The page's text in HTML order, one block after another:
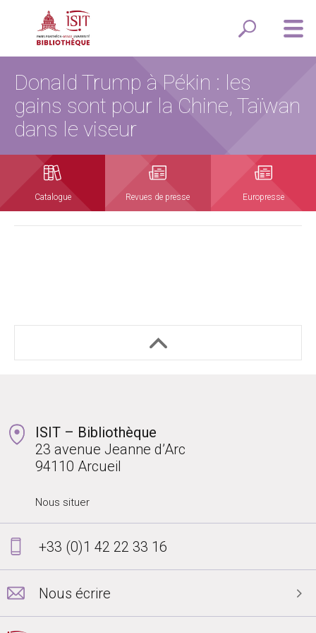
Donald Trump à Pékin : les
gains sont pour la Chine, Taïwan
dans le viseur
Catalogue Revues de presse Europresse
ISIT – Bibliothèque
23 avenue Jeanne d’Arc
94110 Arcueil
Nous situer
+33 (0)1 42 22 33 16
Nous écrire